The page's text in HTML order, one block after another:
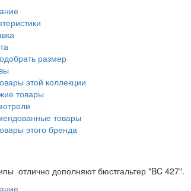
размер
этой коллекции
товары
товары
этого бренда
отлично дополняют бюстгальтер "BC 427".